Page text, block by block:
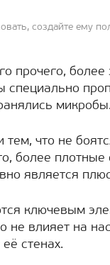
создайте ему
прочего, более
специально
микробы.
что не
более
является
ключевым
не влияет на
стенах.